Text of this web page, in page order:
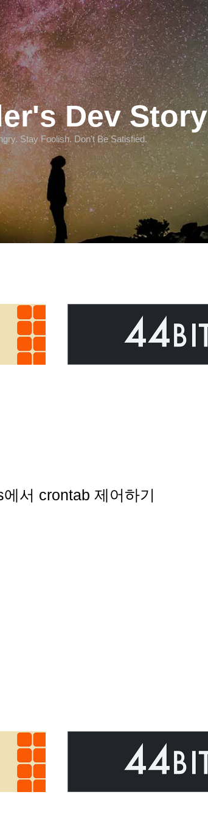
Dev Story
Stay Foolish. Don't Be Satisfied.
서 crontab 제어하기